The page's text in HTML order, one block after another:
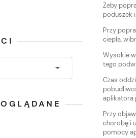
Żeby
poduszek
Przy
ciepła,
Wysokie
tego
Czas
aplikatora
Przy
chorobę i
pomocy